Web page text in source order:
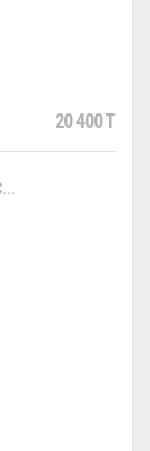
20 400 T